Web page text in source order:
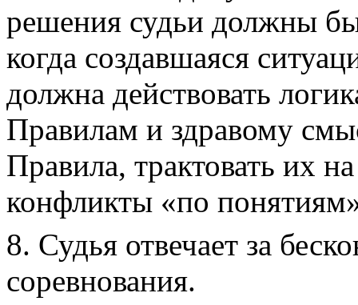
решения судьи должны
когда создавшаяся
должна действовать
Правилам и здравому
Правила, трактовать их
конфликты «по
8. Судья отвечает за
соревнования.